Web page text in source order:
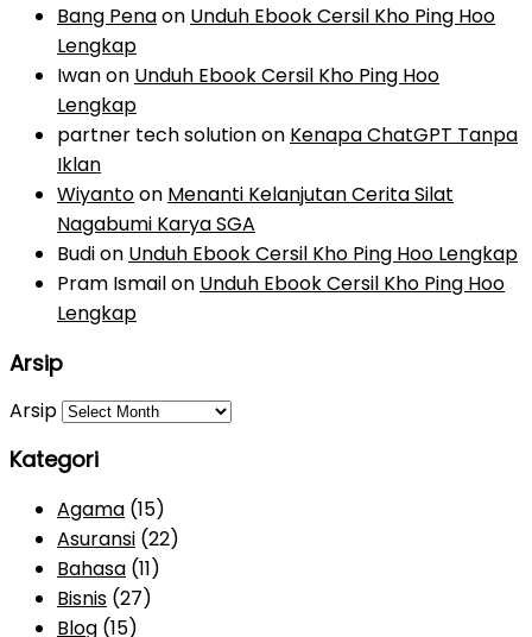
Bang Penaon Unduh Ebook Cersil Kho Ping Hoo
Lengkap
Iwanon Unduh Ebook Cersil Kho Ping Hoo
Lengkap
partner tech solutionon Kenapa ChatGPT Tanpa
Iklan
Wiyantoon Menanti Kelanjutan Cerita Silat
Nagabumi Karya SGA
Budion Unduh Ebook Cersil Kho Ping Hoo Lengkap
Pram Ismailon Unduh Ebook Cersil Kho Ping Hoo
Lengkap
Arsip
Arsip
Kategori
Agama (15)
Asuransi (22)
Bahasa (11)
Bisnis (27)
Blog (15)